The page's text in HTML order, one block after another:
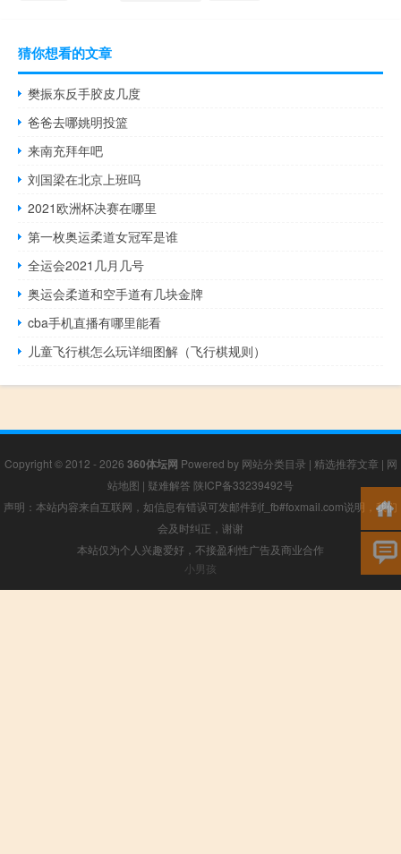
猜你想看的文章
樊振东反手胶皮几度
爸爸去哪姚明投篮
来南充拜年吧
刘国梁在北京上班吗
2021欧洲杯决赛在哪里
第一枚奥运柔道女冠军是谁
全运会2021几月几号
奥运会柔道和空手道有几块金牌
cba手机直播有哪里能看
儿童飞行棋怎么玩详细图解（飞行棋规则）
Copyright © 2012 - 2026 360体坛网 Powered by 网站分类目录 | 精选推荐文章 | 网
站地图 | 疑难解答 陕ICP备33239492号
声明：本站内容来自互联网，如信息有错误可发邮件到f_fb#foxmail.com说明，我们
会及时纠正，谢谢
本站仅为个人兴趣爱好，不接盈利性广告及商业合作
小男孩